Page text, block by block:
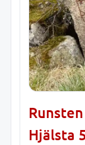
Hjälsta